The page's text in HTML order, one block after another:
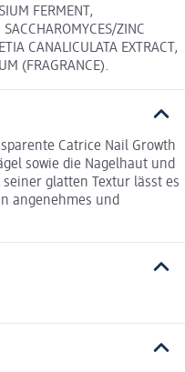
FERMENT,
ZINC
CANALICULATA EXTRACT,
(FRAGRANCE).
Catrice Nail Growth
sowie die Nagelhaut und
glatten Textur lässt es
angenehmes und